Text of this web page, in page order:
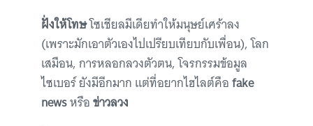
ฝั่งให้โทษโซเชียลมีเดียทำให้มนุษย์เศร้าลง
(เพราะมักเอาตัวเองไปเปรียบเทียบกับเพื่อน), โลก
เสมือน, การหลอกลวงตัวตน, โจรกรรมข้อมูล
ไซเบอร์ ยังมีอีกมาก แต่ที่อยากไฮไลต์คือfake
newsหรือข่าวลวง